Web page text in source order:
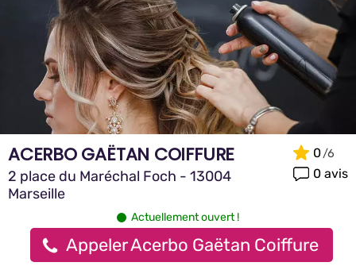
ACERBO GAËTAN COIFFURE
2 place du Maréchal Foch - 13004
Marseille
0
0 avis
Actuellement ouvert !
Appeler Acerbo Gaëtan Coiffure